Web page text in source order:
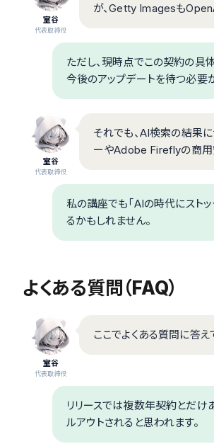
室谷
代表取締役
が、Getty Imagesも
ただし、現時点でこの契約の具
今後のアップデートを待つ必要
室谷
代表取締役
それでも、AI検索の結果
ーやAdobe Fireflyの商用
私の講座でも「AIの時代にスト
るかもしれません。
よくある質問（FAQ）
室谷
代表取締役
ここでよくある質問に答え
リリースでは複数年契約とだけ
ルアウトされると思われます。